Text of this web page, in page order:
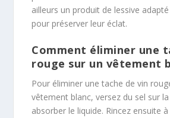
ailleurs un produit de lessive
pour préserver leur éclat.
Comment éliminer une
rouge sur un vêtement
Pour éliminer une tache de vin
vêtement blanc, versez du sel sur
absorber le liquide. Rincez ensuite